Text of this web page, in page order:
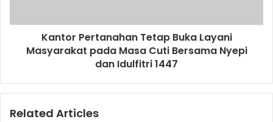
Kantor Pertanahan Tetap Buka Layani
Masyarakat pada Masa Cuti Bersama Nyepi
dan Idulfitri 1447
Related Articles